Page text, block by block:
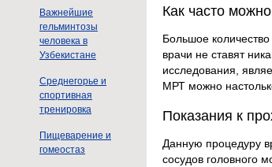
Важнейшие
гельминтозы
человека в
Узбекистане
Среднегорье и
спортивная
тренировка
Пищеварение и
гомеостаз
Как часто
Большое
врачи не ставят
исследования,
МРТ можно
Показания к
Данную процедуру
сосудов головного